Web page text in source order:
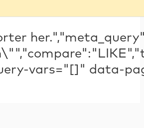
vars="[]" data-